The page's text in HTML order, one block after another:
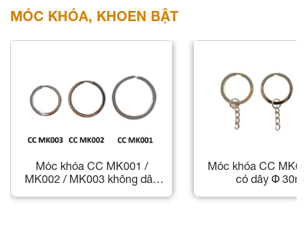
MÓC KHÓA, KHOEN BẬT
Móc khóa CC MK001 /
MK002 / MK003 không dây
Móc khóa CC
có dây Φ